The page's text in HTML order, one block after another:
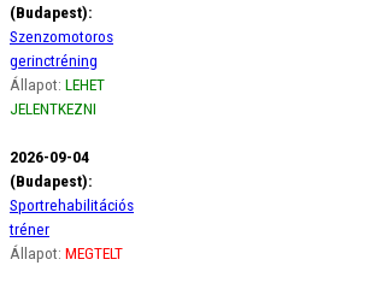
(Budapest):
Szenzomotoros
gerinctréning
Állapot: LEHET
JELENTKEZNI
2026-09-04
(Budapest):
Sportrehabilitációs
tréner
Állapot: MEGTELT